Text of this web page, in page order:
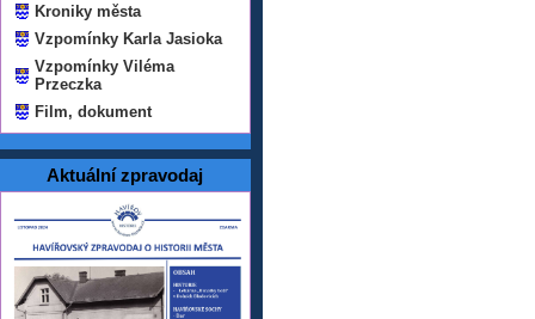
Kroniky města
Vzpomínky Karla Jasioka
Vzpomínky Viléma
Przeczka
Film, dokument
Aktuální zpravodaj